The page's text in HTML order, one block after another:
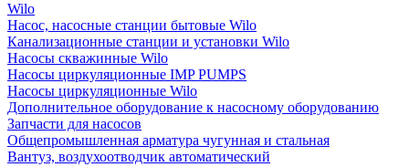
Wilo
Насос, насосные станции бытовые Wilo
Канализационные станции и установки Wilo
Насосы скважинные Wilo
Насосы циркуляционные IMP PUMPS
Насосы циркуляционные Wilo
Дополнительное оборудование к насосному оборудованию
Запчасти для насосов
Общепромышленная арматура чугунная и стальная
Вантуз, воздухоотводчик автоматический